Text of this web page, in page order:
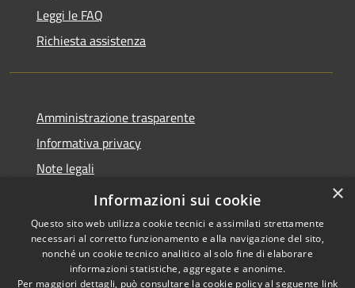
Leggi le FAQ
Richiesta assistenza
Amministrazione trasparente
Informativa privacy
Note legali
Dichiarazione di accessibilità
Copyright © 2026 • Comune di
×
Informazioni sui cookie
Questo sito web utilizza cookie tecnici e assimilati strettamente
necessari al corretto funzionamento e alla navigazione del sito,
nonché un cookie tecnico analitico al solo fine di elaborare
informazioni statistiche, aggregate e anonime.
Per maggiori dettagli, può consultare la cookie policy al seguente link